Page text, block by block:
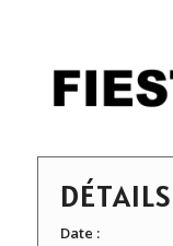
DÉTAILS
Date :